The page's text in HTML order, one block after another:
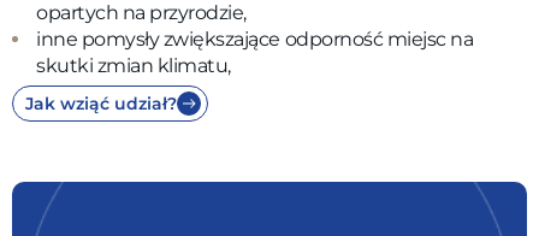
opartych na przyrodzie,
inne pomysły zwiększające odporność miejsc na
skutki zmian klimatu,
Jak wziąć udział?